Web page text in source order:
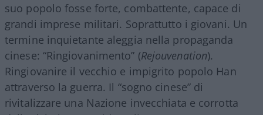
suo popolo fosse forte, combattente, capace di
grandi imprese militari. Soprattutto i giovani. Un
termine inquietante aleggia nella propaganda
cinese: “Ringiovanimento” (Rejouvenation).
Ringiovanire il vecchio e impigrito popolo Han
attraverso la guerra. Il “sogno cinese” di
rivitalizzare una Nazione invecchiata e corrotta